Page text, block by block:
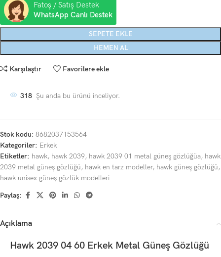
Fatoş / Satış Destek
WhatsApp Canlı Destek
SEPETE EKLE
HEMEN AL
Karşılaştır Favorilere ekle
318 Şu anda bu ürünü inceliyor.
Stok kodu: 8682037153564
Kategoriler: Erkek
Etiketler: hawk, hawk 2039, hawk 2039 01 metal güneş gözlüğüa, hawk
2039 metal güneş gözlüğü, hawk en tarz modeller, hawk güneş gözlüğü,
hawk unisex güneş gözlük modelleri
Paylaş:
Açıklama
Hawk 2039 04 60 Erkek Metal Güneş Gözlüğü